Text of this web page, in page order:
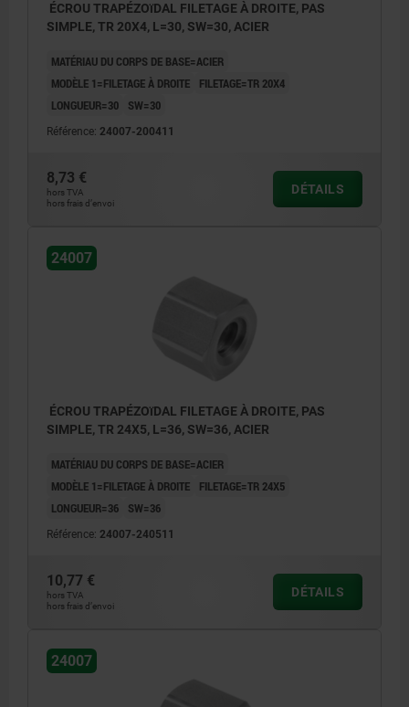
ÉCROU TRAPÉZOïDAL FILETAGE À DROITE, PAS
SIMPLE, TR 20X4, L=30, SW=30, ACIER
MATÉRIAU DU CORPS DE BASE=ACIER
MODÈLE 1=FILETAGE À DROITE
FILETAGE=TR 20X4
LONGUEUR=30
SW=30
Référence: 24007-200411
8,73 €
hors TVA
hors frais d’envoi
DÉTAILS
24007
ÉCROU TRAPÉZOïDAL FILETAGE À DROITE, PAS
SIMPLE, TR 24X5, L=36, SW=36, ACIER
MATÉRIAU DU CORPS DE BASE=ACIER
MODÈLE 1=FILETAGE À DROITE
FILETAGE=TR 24X5
LONGUEUR=36
SW=36
Référence: 24007-240511
10,77 €
hors TVA
hors frais d’envoi
DÉTAILS
24007